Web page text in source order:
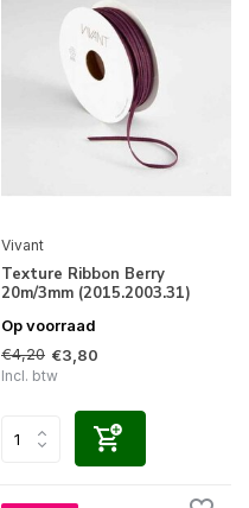
Vivant
Texture Ribbon Berry
20m/3mm (2015.2003.31)
Op voorraad
€4,20 €3,80
Incl. btw